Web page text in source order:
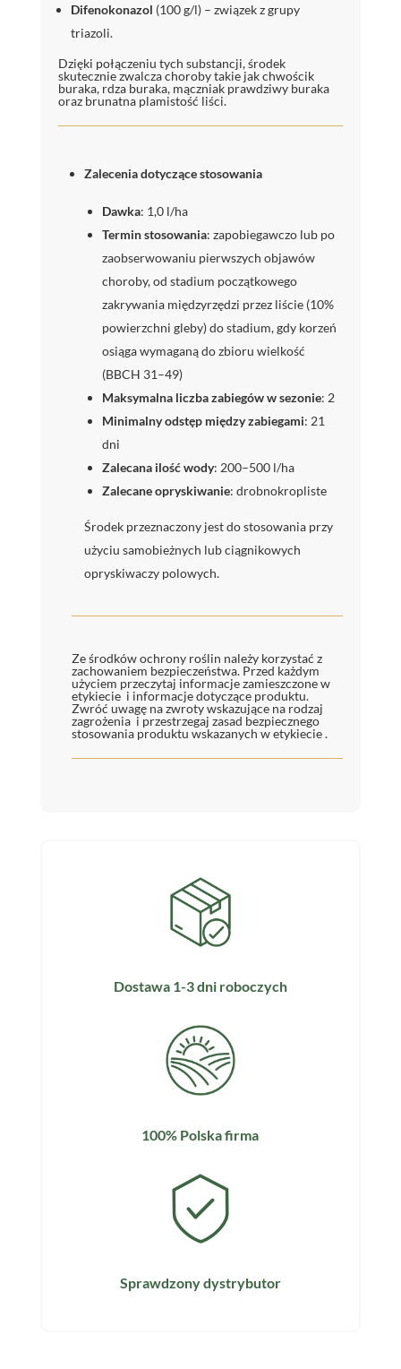
Difenokonazol (100 g/l) – związek z grupy
triazoli.
Dzięki połączeniu tych substancji, środek
skutecznie zwalcza choroby takie jak chwościk
buraka, rdza buraka, mączniak prawdziwy buraka
oraz brunatna plamistość liści.
Zalecenia dotyczące stosowania
Dawka: 1,0 l/ha
Termin stosowania: zapobiegawczo lub po
zaobserwowaniu pierwszych objawów
choroby, od stadium początkowego
zakrywania międzyrzędzi przez liście (10%
powierzchni gleby) do stadium, gdy korzeń
osiąga wymaganą do zbioru wielkość
(BBCH 31–49)
Maksymalna liczba zabiegów w sezonie: 2
Minimalny odstęp między zabiegami: 21
dni
Zalecana ilość wody: 200–500 l/ha
Zalecane opryskiwanie: drobnokropliste
Środek przeznaczony jest do stosowania przy
użyciu samobieżnych lub ciągnikowych
opryskiwaczy polowych.
Ze środków ochrony roślin należy korzystać z
zachowaniem bezpieczeństwa. Przed każdym
użyciem przeczytaj informacje zamieszczone w
etykiecie i informacje dotyczące produktu.
Zwróć uwagę na zwroty wskazujące na rodzaj
zagrożenia i przestrzegaj zasad bezpiecznego
stosowania produktu wskazanych w etykiecie .
Dostawa 1-3 dni roboczych
100% Polska firma
Sprawdzony dystrybutor